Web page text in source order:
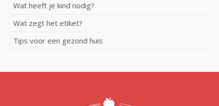
Wat heeft je kind nodig?
Wat zegt het etiket?
Tips voor een gezond huis